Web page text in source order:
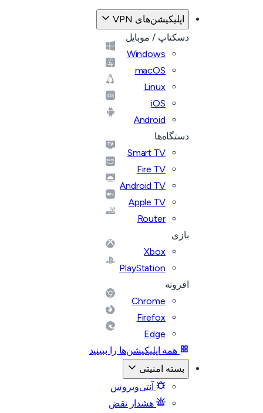
اپلیکیشن‌های VPN
دسکتاپ / موبایل
Windows
macOS
Linux
iOS
Android
دستگاه‌ها
Smart TV
Fire TV
Android TV
Apple TV
Router
بازی
Xbox
PlayStation
افزونه
Chrome
Firefox
Edge
همه اپلیکیشن‌ها را ببینید
بسته امنیتی
آنتی‌ویروس
هشدار نقض